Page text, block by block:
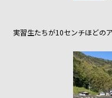
実習生たちが10センチほどの